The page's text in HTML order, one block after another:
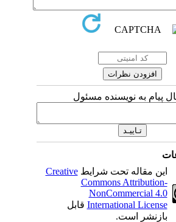
نویسنده مسئول
تحت شرایطCreative
Commons
Internationalقابل
است.